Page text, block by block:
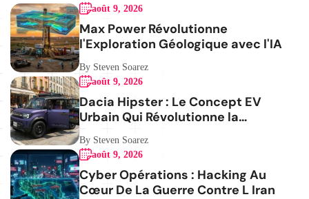
août 9, 2026
Max Power Révolutionne
l'Exploration Géologique avec l'IA
By Steven Soarez
août 9, 2026
Dacia Hipster : Le Concept EV
Urbain Qui Révolutionne la
Mobilité
By Steven Soarez
août 9, 2026
Cyber Opérations : Hacking Au
Cœur De La Guerre Contre L Iran